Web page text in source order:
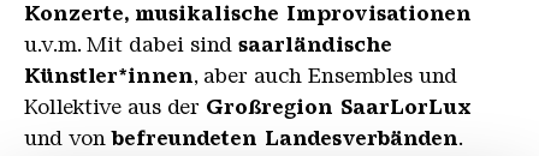
Konzerte, musikalische Improvisationen
u.v.m. Mit dabei sind saarländische
Künstler*innen, aber auch Ensembles und
Kollektive aus der Großregion SaarLorLux
und vonbefreundeten Landesverbänden.